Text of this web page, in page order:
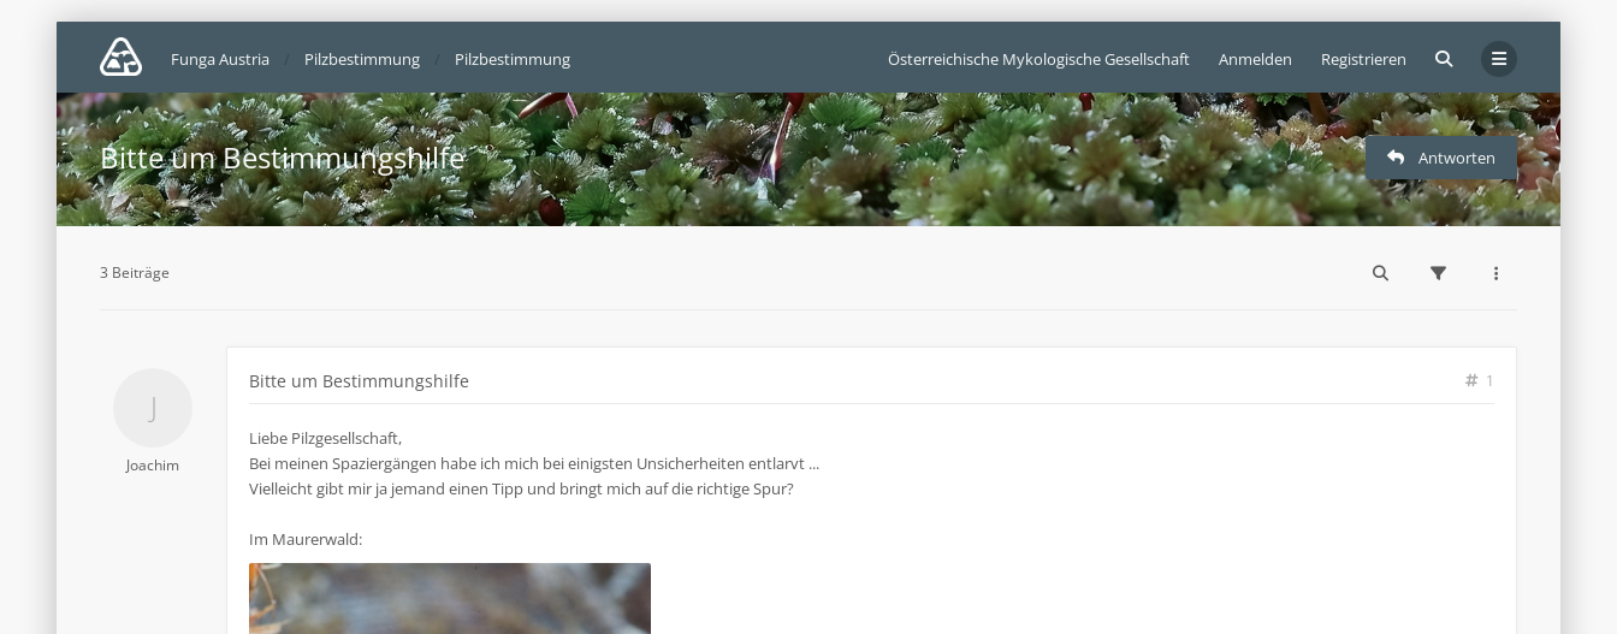
Österreichische Mykologische Gesellschaft Anmelden Registrieren
Funga Austria Pilzbestimmung Pilzbestimmung
Bitte um Bestimmungshilfe Antworten
3 Beiträge
Joachim
Bitte um Bestimmungshilfe 1
Liebe Pilzgesellschaft,
Bei meinen Spaziergängen habe ich mich bei einigsten Unsicherheiten entlarvt ...
Vielleicht gibt mir ja jemand einen Tipp und bringt mich auf die richtige Spur?
Im Maurerwald: